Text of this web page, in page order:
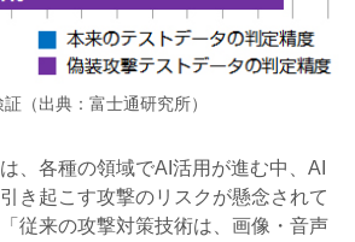
（出典：富士通研究所）
、各種の領域でAI活用が進む中、AI
き起こす攻撃のリスクが懸念されて
従来の攻撃対策技術は、画像・音声